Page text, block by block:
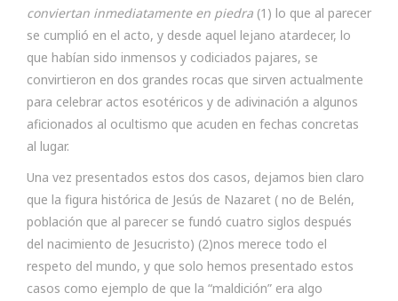
conviertan inmediatamente en piedra (1) lo que al parecer
se cumplió en el acto, y desde aquel lejano atardecer, lo
que habían sido inmensos y codiciados pajares, se
convirtieron en dos grandes rocas que sirven actualmente
para celebrar actos esotéricos y de adivinación a algunos
aficionados al ocultismo que acuden en fechas concretas
al lugar.
Una vez presentados estos dos casos, dejamos bien claro
que la figura histórica de Jesús de Nazaret ( no de Belén,
población que al parecer se fundó cuatro siglos después
del nacimiento de Jesucristo) (2)nos merece todo el
respeto del mundo, y que solo hemos presentado estos
casos como ejemplo de que la “maldición” era algo